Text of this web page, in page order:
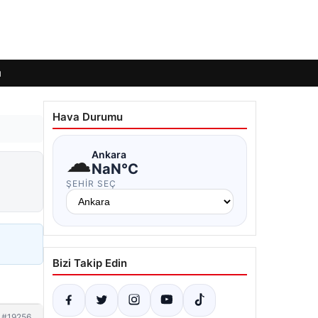
Hava Durumu
☁Ankara
NaN°C
ŞEHIR SEÇ
Bizi Takip Edin